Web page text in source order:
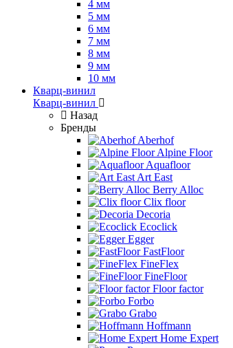
4 мм
5 мм
6 мм
7 мм
8 мм
9 мм
10 мм
Кварц-винил
Кварц-винил
Назад
Бренды
Aberhof
Alpine Floor
Aquafloor
Art East
Berry Alloc
Clix floor
Decoria
Ecoclick
Egger
FastFloor
FineFlex
FineFloor
Floor factor
Forbo
Grabo
Hoffmann
Home Expert